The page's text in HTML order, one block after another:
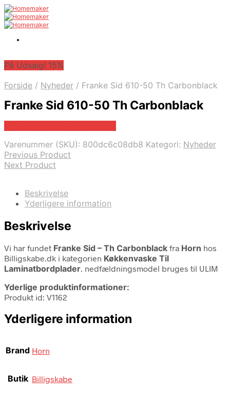
På Udsalg! 15%
Forside / Nyheder / Franke Sid 610-50 Th Carbonblack
Franke Sid 610-50 Th Carbonblack
Varenummer (SKU): 800dc6c08db8 Kategori: Nyheder
Previous Product
Next Product
Beskrivelse
Yderligere information
Beskrivelse
Vi har fundet Franke Sid – Th Carbonblack fra Horn hos
Billigskabe.dk i kategorien Køkkenvaske Til
Laminatbordplader. nedfældningsmodel bruges til ULIM
Yderlige produktinformationer:
Produkt id: V1162
Yderligere information
Brand Horn
Butik Billigskabe